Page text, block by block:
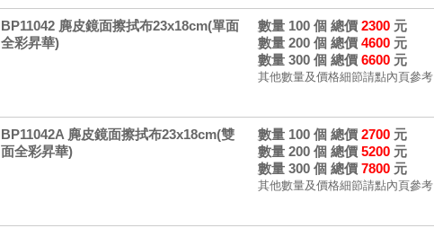
BP11042 麂皮鏡面擦拭布23x18cm(單面
全彩昇華)
數量 100 個 總價 2300元
數量 200 個 總價 4600元
數量 300 個 總價 6600元
其他數量及價格細節請點內頁參考
BP11042A 麂皮鏡面擦拭布23x18cm(雙
面全彩昇華)
數量 100 個 總價 2700元
數量 200 個 總價 5200元
數量 300 個 總價 7800元
其他數量及價格細節請點內頁參考